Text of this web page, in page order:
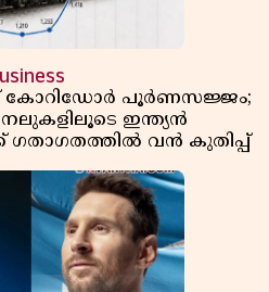
കോറിഡോർ പൂർണസജ്ജം;
ഇന്ത്യൻ
ഗതാഗതത്തിൽ വൻ കുതിപ്പ്